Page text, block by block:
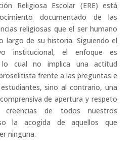
Religiosa Escolar (ERE) está
documentado de las
religiosas que el ser humano
largo de su historia. Siguiendo el
institucional, el enfoque es
lo cual no implica una actitud
frente a las preguntas e
sino al contrario, una
de apertura y respeto
de todos nuestros
la acogida de aquellos que
ninguna.